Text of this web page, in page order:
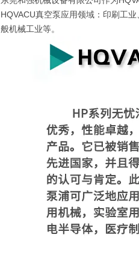
HQVACU真空泵应用领域：印刷工
般机械工业等。